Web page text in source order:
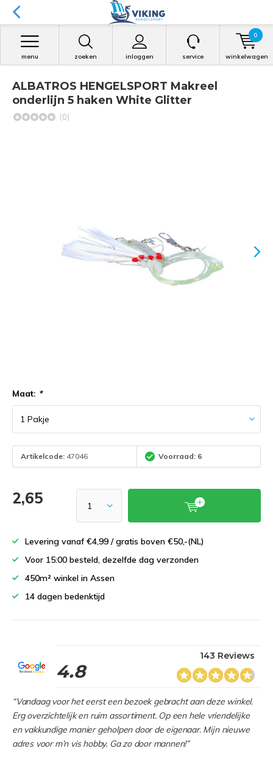
zoeken inloggen
menu service winkelwagen
0
ALBATROS HENGELSPORT Makreel
onderlijn 5 haken White Glitter
(0)
Maat: *
Artikelcode: 47046 Voorraad: 6
2,65
Levering vanaf €4,99 / gratis boven €50,-(NL)
Voor 15:00 besteld, dezelfde dag verzonden
450m² winkel in Assen
14 dagen bedenktijd
4.8
143 Reviews
“Vandaag voor het eerst een bezoek gebracht aan deze winkel.
Erg overzichtelijk en ruim assortiment. Op een hele vriendelijke
en vakkundige manier geholpen door de eigenaar. Mijn nieuwe
adres voor m’n vis hobby. Ga zo door mannen!”